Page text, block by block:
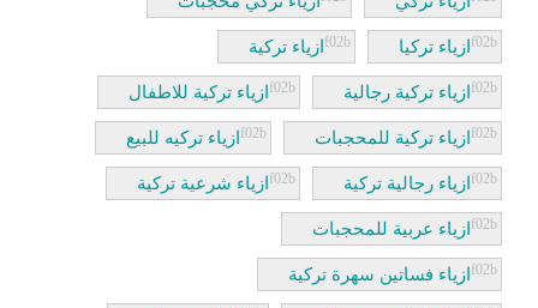
ازياء تركيا ازياء تركية
ازياء تركية رجالية ازياء تركية للاطفال
ازياء تركية للمحجبات ازياء تركيه للبيع
ازياء رجالية تركية ازياء شرعية تركية
ازياء عربية للمحجبات
ازياء فساتين سهرة تركية